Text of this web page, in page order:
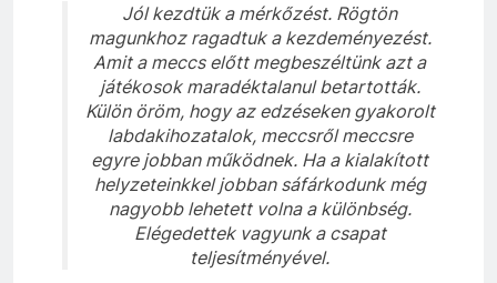
Jól kezdtük a mérkőzést. Rögtön
magunkhoz ragadtuk a kezdeményezést.
Amit a meccs előtt megbeszéltünk azt a
játékosok maradéktalanul betartották.
Külön öröm, hogy az edzéseken gyakorolt
labdakihozatalok, meccsről meccsre
egyre jobban működnek. Ha a kialakított
helyzeteinkkel jobban sáfárkodunk még
nagyobb lehetett volna a különbség.
Elégedettek vagyunk a csapat
teljesítményével.